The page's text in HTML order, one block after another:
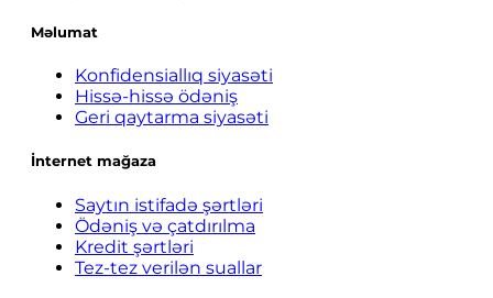
Məlumat
Konfidensiallıq siyasəti
Hissə-hissə ödəniş
Geri qaytarma siyasəti
İnternet mağaza
Saytın istifadə şərtləri
Ödəniş və çatdırılma
Kredit şərtləri
Tez-tez verilən suallar